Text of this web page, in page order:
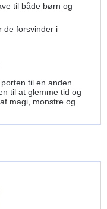
til både børn og
de forsvinder i
til en anden
til at glemme tid og
magi, monstre og